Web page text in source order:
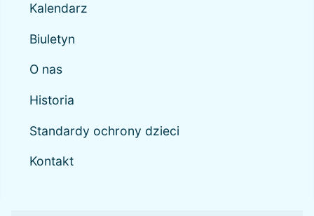
Kalendarz
Biuletyn
O nas
Historia
Standardy ochrony dzieci
Kontakt